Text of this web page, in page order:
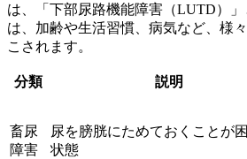
は、「下部尿路機能障害（LUTD）」
は、加齢や生活習慣、病気など、様
こされます。
分類 説明
畜尿
障害
尿を膀胱にためておくことが
状態